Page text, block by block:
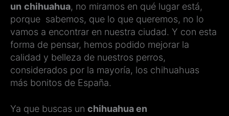
un chihuahua, no miramos en qué lugar está,
porque sabemos, que lo que queremos, no lo
vamos a encontrar en nuestra ciudad. Y con esta
forma de pensar, hemos podido mejorar la
calidad y belleza de nuestros perros,
considerados por la mayoría, los chihuahuas
más bonitos de España.
Ya que buscas un chihuahua en